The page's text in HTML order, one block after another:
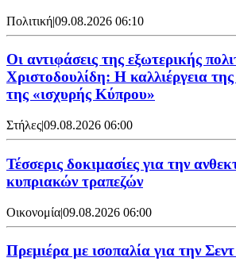
Πολιτική|09.08.2026 06:10
Οι αντιφάσεις της εξωτερικής
Χριστοδουλίδη: Η καλλιέργεια
της «ισχυρής Κύπρου»
Στήλες|09.08.2026 06:00
Τέσσερις δοκιμασίες για την
κυπριακών τραπεζών
Οικονομία|09.08.2026 06:00
Πρεμιέρα με ισοπαλία για την